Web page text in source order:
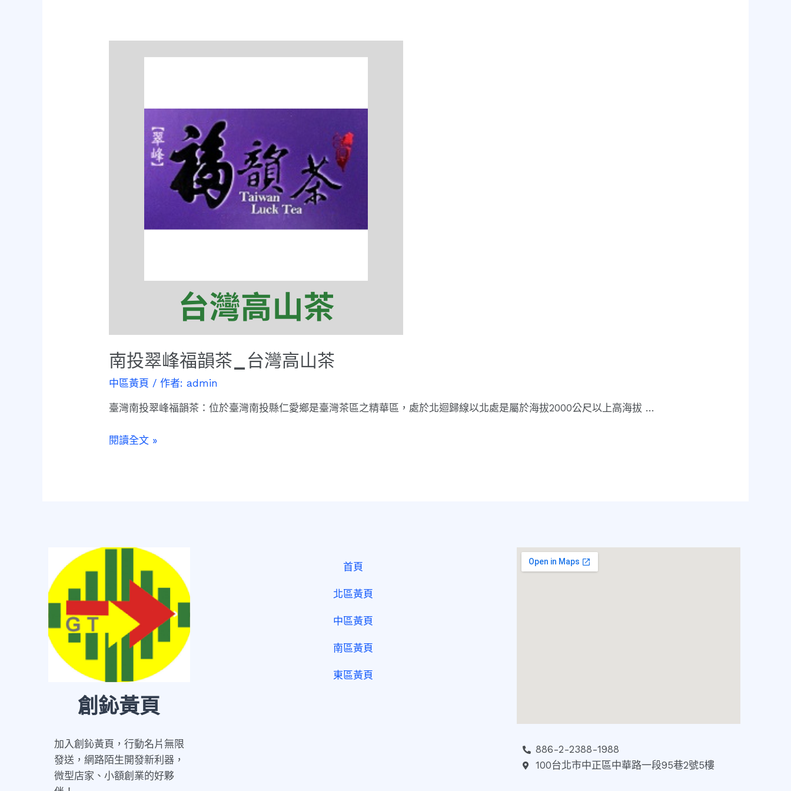
南投翠峰福韻茶_台灣高山茶
中區黃頁 / 作者:admin
臺灣南投翠峰福韻茶：位於臺灣南投縣仁愛鄉是臺灣茶區之精華區，處於北迴歸線以北處是屬於海拔2000公尺以上高海拔 …
閱讀全文 »
創鈊黃頁
加入創鈊黃頁，行動名片無限
發送，網路陌生開發新利器，
微型店家、小額創業的好夥
首頁
北區黃頁
中區黃頁
南區黃頁
東區黃頁
886-2-2388-1988
100台北市中正區中華路一段95巷2號5樓